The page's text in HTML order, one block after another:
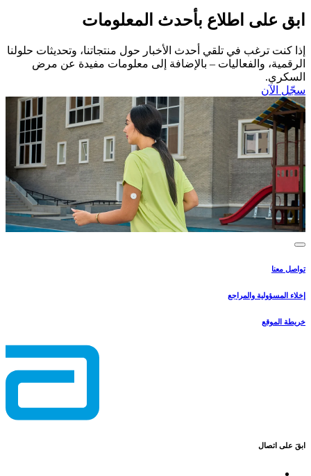
ابق على اطلاع بأحدث المعلومات
إذا كنت ترغب في تلقي أحدث الأخبار حول منتجاتنا، وتحديثات حلولنا
الرقمية، والفعاليات – بالإضافة إلى معلومات مفيدة عن مرض
السكري.​
سجّل الآن​
تواصل معنا
إخلاء المسؤولية والمراجع
خريطة الموقع
ابقَ على اتصال